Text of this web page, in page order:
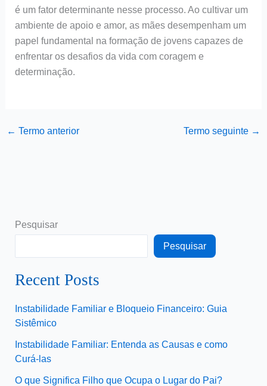
é um fator determinante nesse processo. Ao cultivar um
ambiente de apoio e amor, as mães desempenham um
papel fundamental na formação de jovens capazes de
enfrentar os desafios da vida com coragem e
determinação.
← Termo anterior Termo seguinte →
Pesquisar
Pesquisar
Recent Posts
Instabilidade Familiar e Bloqueio Financeiro: Guia
Sistêmico
Instabilidade Familiar: Entenda as Causas e como
Curá-las
O que Significa Filho que Ocupa o Lugar do Pai?